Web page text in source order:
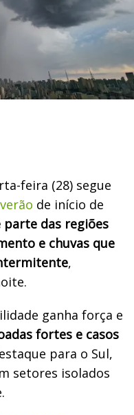
feira (28) segue
verão de início de
das regiões
e chuvas que
,
ganha força e
fortes e casos
para o Sul,
setores isolados